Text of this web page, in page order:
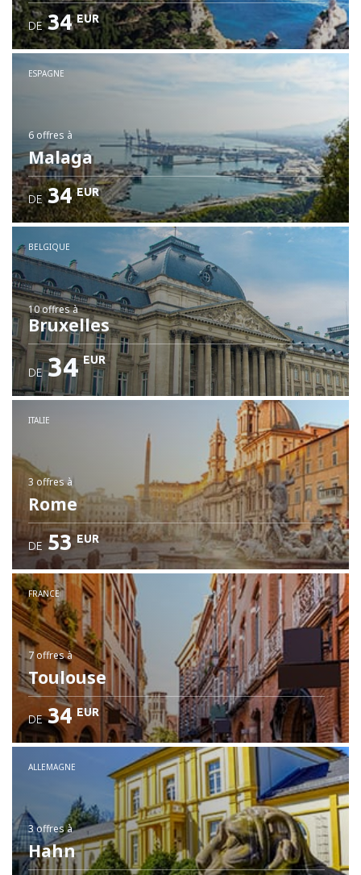
DE 34 EUR
ESPAGNE
6 offresà
Malaga
DE 34 EUR
BELGIQUE
10 offresà
Bruxelles
DE 34 EUR
ITALIE
3 offresà
Rome
DE 53 EUR
FRANCE
7 offresà
Toulouse
DE 34 EUR
ALLEMAGNE
3 offresà
Hahn